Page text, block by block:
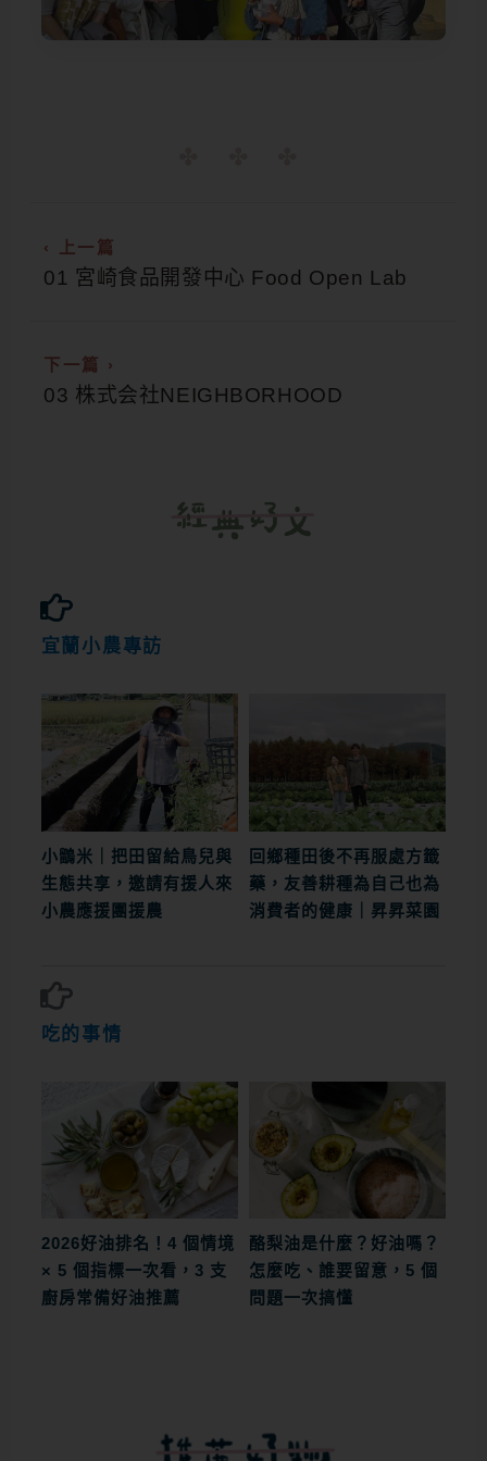
‹ 上一篇
01 宮崎食品開發中心 Food Open Lab
下一篇 ›
03 株式会社NEIGHBORHOOD
宜蘭小農專訪
小鶹米｜把田留給鳥兒與
生態共享，邀請有援人來
小農應援團援農
回鄉種田後不再服處方籤
藥，友善耕種為自己也為
消費者的健康｜昇昇菜園
吃的事情
2026好油排名！4 個情境
× 5 個指標一次看，3 支
廚房常備好油推薦
酪梨油是什麼？好油嗎？
怎麼吃、誰要留意，5 個
問題一次搞懂